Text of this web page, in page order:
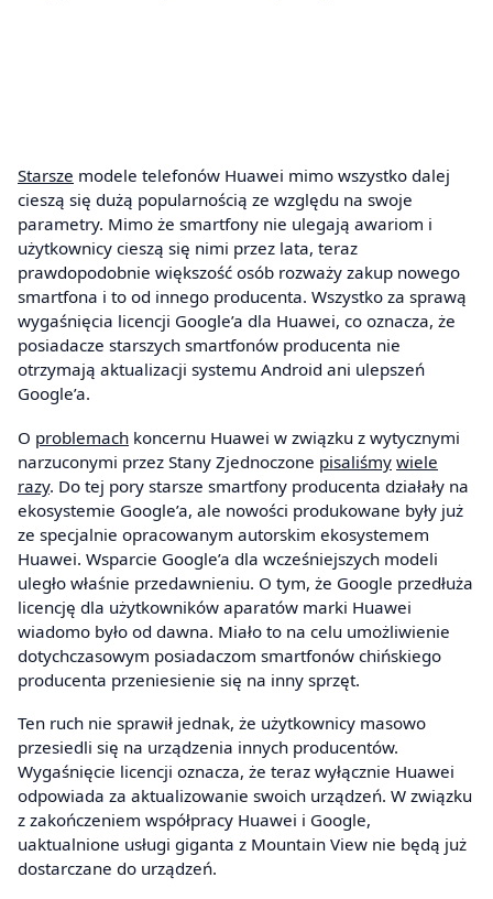
Starsze modele telefonów Huawei mimo wszystko dalej
cieszą się dużą popularnością ze względu na swoje
parametry. Mimo że smartfony nie ulegają awariom i
użytkownicy cieszą się nimi przez lata, teraz
prawdopodobnie większość osób rozważy zakup nowego
smartfona i to od innego producenta. Wszystko za sprawą
wygaśnięcia licencji Google’a dla Huawei, co oznacza, że
posiadacze starszych smartfonów producenta nie
otrzymają aktualizacji systemu Android ani ulepszeń
Google’a.
O problemach koncernu Huawei w związku z wytycznymi
narzuconymi przez Stany Zjednoczone pisaliśmy wiele
razy. Do tej pory starsze smartfony producenta działały na
ekosystemie Google’a, ale nowości produkowane były już
ze specjalnie opracowanym autorskim ekosystemem
Huawei. Wsparcie Google’a dla wcześniejszych modeli
uległo właśnie przedawnieniu. O tym, że Google przedłuża
licencję dla użytkowników aparatów marki Huawei
wiadomo było od dawna. Miało to na celu umożliwienie
dotychczasowym posiadaczom smartfonów chińskiego
producenta przeniesienie się na inny sprzęt.
Ten ruch nie sprawił jednak, że użytkownicy masowo
przesiedli się na urządzenia innych producentów.
Wygaśnięcie licencji oznacza, że teraz wyłącznie Huawei
odpowiada za aktualizowanie swoich urządzeń. W związku
z zakończeniem współpracy Huawei i Google,
uaktualnione usługi giganta z Mountain View nie będą już
dostarczane do urządzeń.